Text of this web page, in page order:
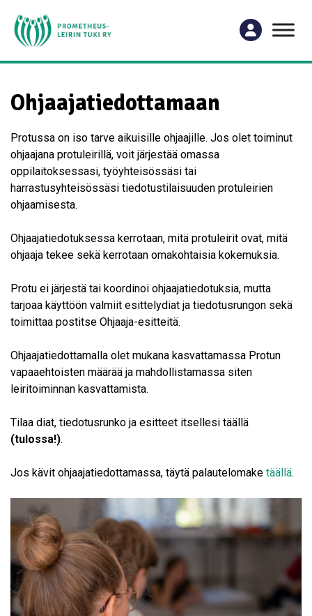
Ohjaajatiedottamaan
Protussa on iso tarve aikuisille ohjaajille. Jos olet toiminut
ohjaajana protuleirillä, voit järjestää omassa
oppilaitoksessasi, työyhteisössäsi tai
harrastusyhteisössäsi tiedotustilaisuuden protuleirien
ohjaamisesta.
Ohjaajatiedotuksessa kerrotaan, mitä protuleirit ovat, mitä
ohjaaja tekee sekä kerrotaan omakohtaisia kokemuksia.
Protu ei järjestä tai koordinoi ohjaajatiedotuksia, mutta
tarjoaa käyttöön valmiit esittelydiat ja tiedotusrungon sekä
toimittaa postitse Ohjaaja-esitteitä.
Ohjaajatiedottamalla olet mukana kasvattamassa Protun
vapaaehtoisten määrää ja mahdollistamassa siten
leiritoiminnan kasvattamista.
Tilaa diat, tiedotusrunko ja esitteet itsellesi täällä
(tulossa!).
Jos kävit ohjaajatiedottamassa, täytä palautelomake täällä.